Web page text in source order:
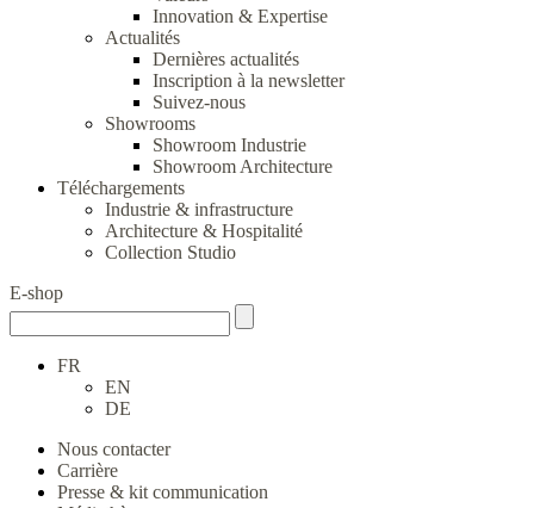
Innovation & Expertise
Actualités
Dernières actualités
Inscription à la newsletter
Suivez-nous
Showrooms
Showroom Industrie
Showroom Architecture
Téléchargements
Industrie & infrastructure
Architecture & Hospitalité
Collection Studio
E-shop
FR
EN
DE
Nous contacter
Carrière
Presse & kit communication